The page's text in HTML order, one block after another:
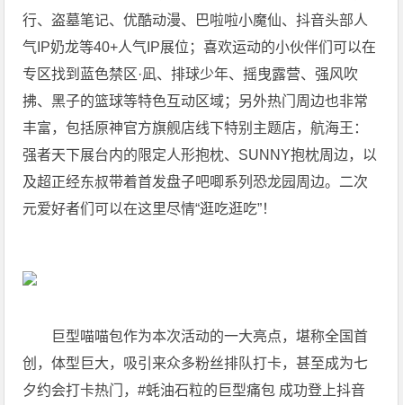
行、盗墓笔记、优酷动漫、巴啦啦小魔仙、抖音头部人
气IP奶龙等40+人气IP展位；喜欢运动的小伙伴们可以在
专区找到蓝色禁区·凪、排球少年、摇曳露营、强风吹
拂、黑子的篮球等特色互动区域；另外热门周边也非常
丰富，包括原神官方旗舰店线下特别主题店，航海王：
强者天下展台内的限定人形抱枕、SUNNY抱枕周边，以
及超正经东叔带着首发盘子吧唧系列恐龙园周边。二次
元爱好者们可以在这里尽情“逛吃逛吃”！
巨型喵喵包作为本次活动的一大亮点，堪称全国首
创，体型巨大，吸引来众多粉丝排队打卡，甚至成为七
夕约会打卡热门，#蚝油石粒的巨型痛包 成功登上抖音